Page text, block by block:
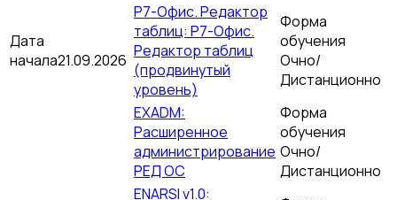
Дата
начала21.09.2026
Р7-Офис. Редактор
таблиц: Р7-Офис.
Редактор таблиц
(продвинутый
уровень)
Форма
обучения
Очно/
Дистанционно
EXADM:
Расширенное
администрирование
РЕД ОС
Форма
обучения
Очно/
Дистанционно
ENARSI v1.0: